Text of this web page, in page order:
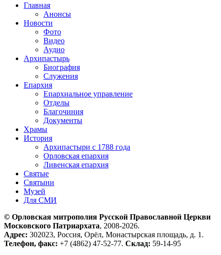
Главная
Анонсы
Новости
Фото
Видео
Аудио
Архипастырь
Биография
Служения
Епархия
Епархиальное управление
Отделы
Благочиния
Документы
Храмы
История
Архипастыри с 1788 года
Орловская епархия
Ливенская епархия
Святые
Святыни
Музей
Для СМИ
© Орловская митрополия Русской Православной Церкви
Московского Патриархата, 2008-2026.
Адрес: 302023, Россия, Орёл, Монастырская площадь, д. 1.
Телефон, факс: +7 (4862) 47-52-77. Склад: 59-14-95